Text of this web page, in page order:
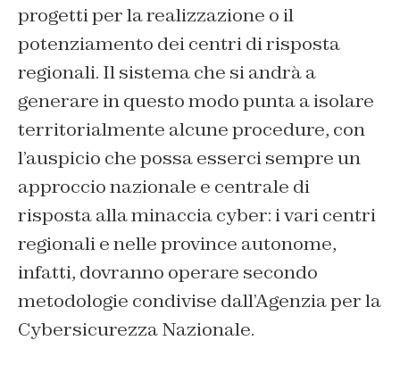
progetti per la realizzazione o il
potenziamento dei centri di risposta
regionali. Il sistema che si andrà a
generare in questo modo punta a isolare
territorialmente alcune procedure, con
l’auspicio che possa esserci sempre un
approccio nazionale e centrale di
risposta alla minaccia cyber: i vari centri
regionali e nelle province autonome,
infatti, dovranno operare secondo
metodologie condivise dall’Agenzia per la
Cybersicurezza Nazionale.